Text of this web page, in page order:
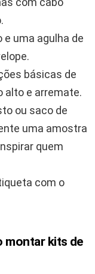
uma agulha de
básicas de
alto e arremate.
ou saco de
uma amostra
quem
com o
montar kits de